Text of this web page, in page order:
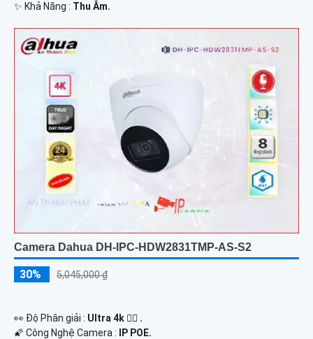
️✨ Khả Năng : Thu Âm.
Camera Dahua DH-IPC-HDW2831TMP-AS-S2
30% 5,045,000 ₫
️👀 Độ Phân giải : Ultra 4k 👍🏾 .
🌠 Công Nghệ Camera :
IP POE.